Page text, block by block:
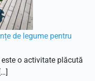
de legume pentru
o activitate plăcută